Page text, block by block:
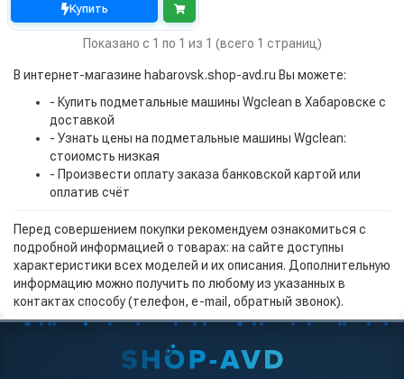
Купить
Показано с 1 по 1 из 1 (всего 1 страниц)
В интернет-магазине habarovsk.shop-avd.ru Вы можете:
- Купить подметальные машины Wgclean в Хабаровске с
доставкой
- Узнать цены на подметальные машины Wgclean:
стоиомсть низкая
- Произвести оплату заказа банковской картой или
оплатив счёт
Перед совершением покупки рекомендуем ознакомиться с
подробной информацией о товарах: на сайте доступны
характеристики всех моделей и их описания. Дополнительную
информацию можно получить по любому из указанных в
контактах способу (телефон, e-mail, обратный звонок).